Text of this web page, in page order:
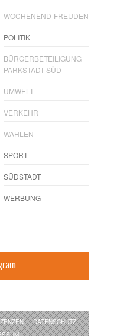
WOCHENEND-FREUDEN
POLITIK
BÜRGERBETEILIGUNG
PARKSTADT SÜD
UMWELT
VERKEHR
WAHLEN
SPORT
SÜDSTADT
WERBUNG
DATENSCHUTZ